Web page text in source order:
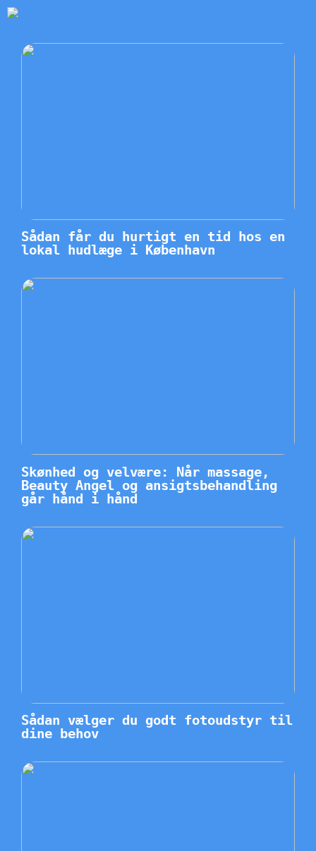
Sådan får du hurtigt en tid hos en
lokal hudlæge i København
Skønhed og velvære: Når massage,
Beauty Angel og ansigtsbehandling
går hånd i hånd
Sådan vælger du godt fotoudstyr til
dine behov